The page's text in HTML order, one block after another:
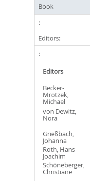
Book
Editors:
Editors
Becker-
Mrotzek,
Michael
von Dewitz,
Nora
Grießbach,
Johanna
Roth, Hans-
Joachim
Schöneberger,
Christiane